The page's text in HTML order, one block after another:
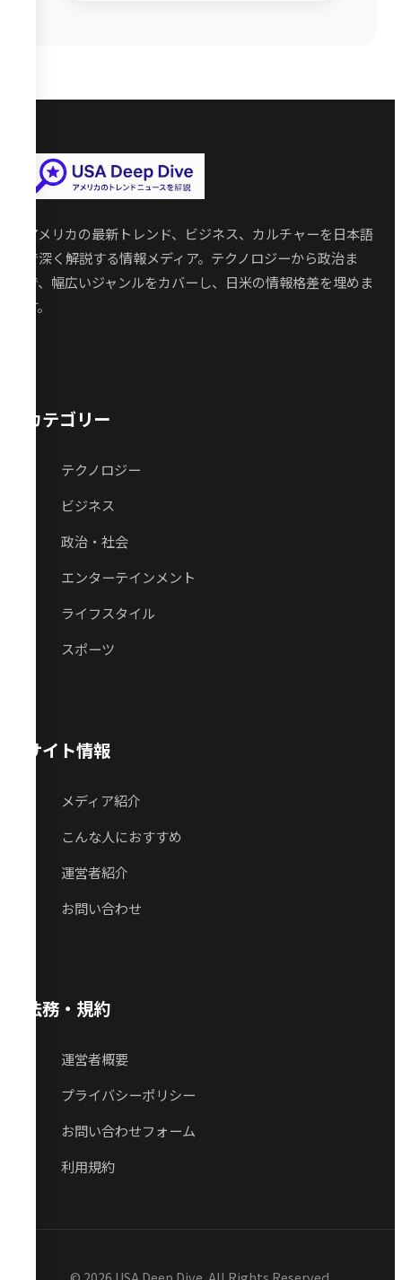
アメリカの最新トレンド、ビジネス、カルチャーを日本語
で深く解説する情報メディア。テクノロジーから政治ま
で、幅広いジャンルをカバーし、日米の情報格差を埋めま
す。
カテゴリー
テクノロジー
ビジネス
政治・社会
エンターテインメント
ライフスタイル
スポーツ
サイト情報
メディア紹介
こんな人におすすめ
運営者紹介
お問い合わせ
法務・規約
運営者概要
プライバシーポリシー
お問い合わせフォーム
利用規約